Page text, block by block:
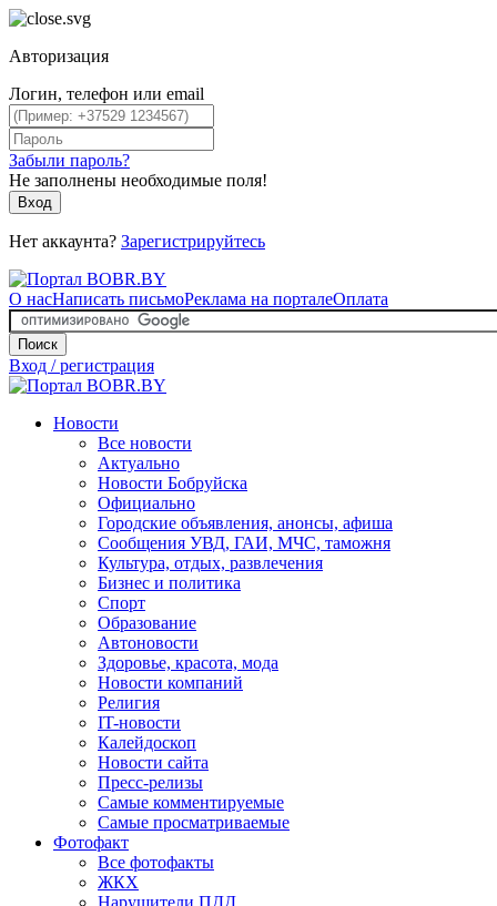
Авторизация
Логин, телефон или email
Забыли пароль?
Не заполнены необходимые поля!
Вход
Нет аккаунта? Зарегистрируйтесь
О насНаписать письмоРеклама на порталеОплата
Поиск
Вход / регистрация
Новости
Все новости
Актуально
Новости Бобруйска
Официально
Городские объявления, анонсы, афиша
Сообщения УВД, ГАИ, МЧС, таможня
Культура, отдых, развлечения
Бизнес и политика
Спорт
Образование
Автоновости
Здоровье, красота, мода
Новости компаний
Религия
IT-новости
Калейдоскоп
Новости сайта
Пресс-релизы
Самые комментируемые
Самые просматриваемые
Фотофакт
Все фотофакты
ЖКХ
Нарушители ПДД